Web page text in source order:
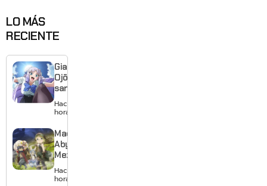
LO MÁS
RECIENTE
Giant
Ojō-
sama
revela
visual y
estreno
para
enero de
Hace 20
horas
Made in
Abyss:
Mezameru
Shinpi
revela
Hace 22
horas